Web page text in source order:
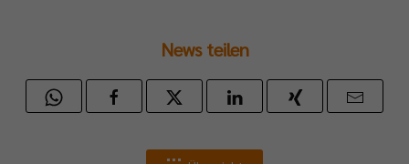
News teilen